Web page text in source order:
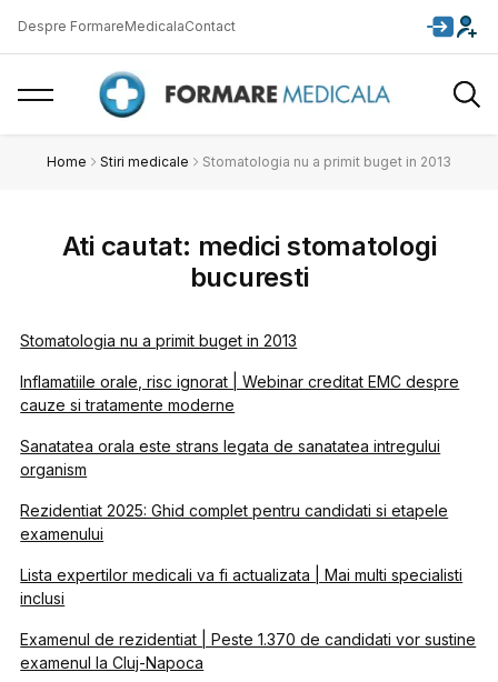
Despre FormareMedicalaContact
Home Stiri medicale Stomatologia nu a primit buget in 2013
Ati cautat: medici stomatologi
bucuresti
Stomatologia nu a primit buget in 2013
Inflamatiile orale, risc ignorat | Webinar creditat EMC despre
cauze si tratamente moderne
Sanatatea orala este strans legata de sanatatea intregului
organism
Rezidentiat 2025: Ghid complet pentru candidati si etapele
examenului
Lista expertilor medicali va fi actualizata | Mai multi specialisti
inclusi
Examenul de rezidentiat | Peste 1.370 de candidati vor sustine
examenul la Cluj-Napoca